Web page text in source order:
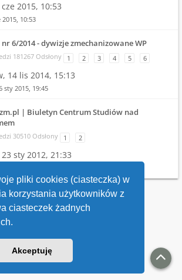
pliki cookies (ciasteczka) w
korzystania użytkowników z
ciasteczek żadnych
Akceptuję
cze 2015, 10:53
2015, 10:53
6/2014 - dywizje zmechanizowane WP
181267 Odsłony 1 2 3 4 5 6
14 lis 2014, 15:13
sty 2015, 19:45
| Biuletyn Centrum Studiów nad
30510 Odsłony 1 2
23 sty 2012, 21:33
forów
v118